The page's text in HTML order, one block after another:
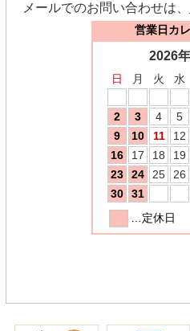
メールでのお問い合わせは、